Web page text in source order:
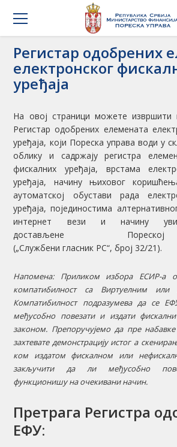
Регистар одобрених
електронског
уређаја
На овоj страници можете извршити
Регистар одобрених елемената
уређаја, који Пореска управа води у
облику и садржају регистра
фискалних уређаја, врстама
уређаја, начину њиховог
аутоматској обустави рада
уређаја, појединостима
интернет вези и начину
достављене
(„Службени гласник РС“, број 32/21).
Напомена: Приликом избора ЕСИР-а
компатибилност са Виртуелним
Компатибилност подразумева да се
међусобно повезати и издати
законом. Препоручујемо да пре
захтевате демонстрацију истог а
ком издатом фискалном или
закључити да ли међусобно
функционишу на очекивани начин.
Претрага Регистра
ЕФУ: